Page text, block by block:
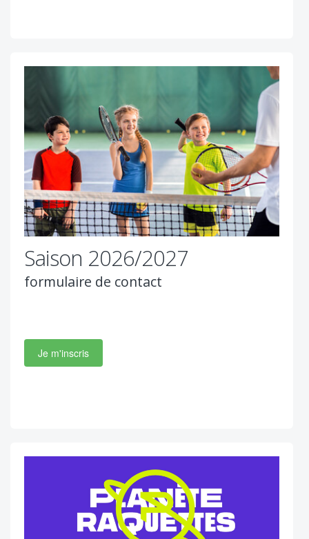
Saison 2026/2027
formulaire de contact
Je m'inscris